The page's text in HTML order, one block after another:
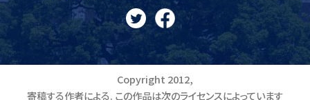
Copyright 2012,
寄稿する作者による. この作品は次のライセンスによっています